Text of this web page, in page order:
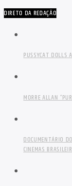
DIRETO DA REDAÇÃO
PUSSYCAT DOLLS
MORRE ALLAN
DOCUMENTÁRIO
CINEMAS